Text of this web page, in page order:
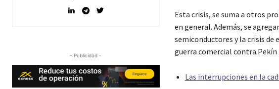
- Publicidad -
Esta crisis, se suma a otros
en general. Además, se
semiconductores y la crisis de
guerra comercial contra Pekín
Las interrupciones en la